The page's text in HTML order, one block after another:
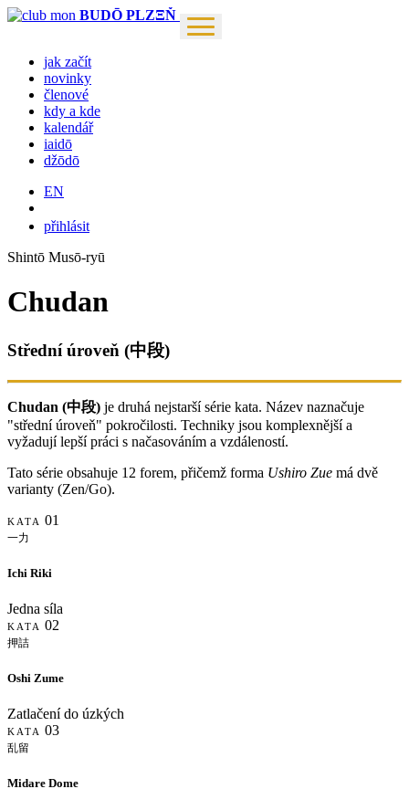
BUDŌ PLZΞŇ
jak začít
novinky
členové
kdy a kde
kalendář
iaidō
džōdō
EN
přihlásit
Shintō Musō-ryū
Chudan
Střední úroveň (中段)
Chudan (中段) je druhá nejstarší série kata. Název naznačuje
"střední úroveň" pokročilosti. Techniky jsou komplexnější a
vyžadují lepší práci s načasováním a vzdáleností.
Tato série obsahuje 12 forem, přičemž forma Ushiro Zue má dvě
varianty (Zen/Go).
KATA 01
一力
Ichi Riki
Jedna síla
KATA 02
押詰
Oshi Zume
Zatlačení do úzkých
KATA 03
乱留
Midare Dome